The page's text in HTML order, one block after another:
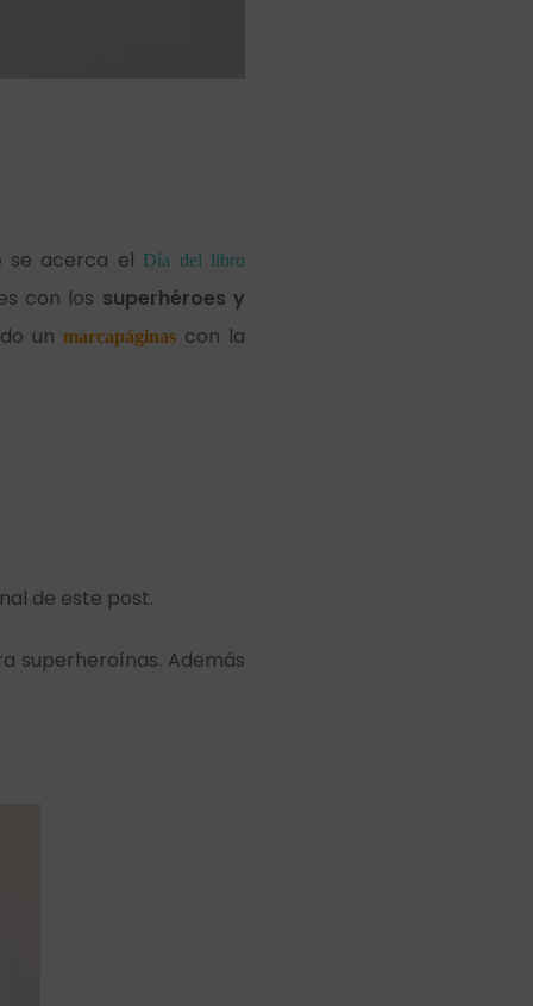
se acerca el Día del libro
con los superhéroes y
un marcapáginas con la
de este post.
superheroínas. Además